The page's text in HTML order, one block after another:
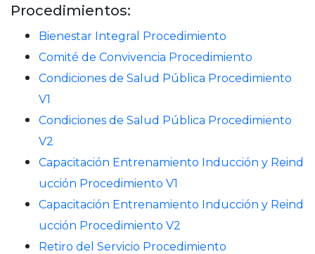
Procedimientos:
Bienestar Integral Procedimiento
Comité de Convivencia Procedimiento
Condiciones de Salud Pública Procedimiento
V1
Condiciones de Salud Pública Procedimiento
V2
Capacitación Entrenamiento Inducción y Reind
ucción Procedimiento V1
Capacitación Entrenamiento Inducción y Reind
ucción Procedimiento V2
Retiro del Servicio Procedimiento